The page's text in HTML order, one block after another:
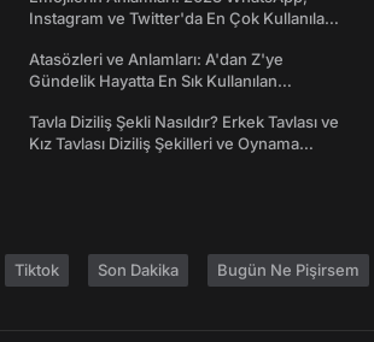
Instagram ve Twitter'da En Çok Kullanılan
Atasözleri ve Anlamları: A'dan Z'ye
Gündelik Hayatta En Sık Kullanılan
Tavla Diziliş Şekli Nasıldır? Erkek Tavlası ve
Kız Tavlası Diziliş Şekilleri ve Oynama
Tiktok Son Dakika Bugün Ne Pişirsem